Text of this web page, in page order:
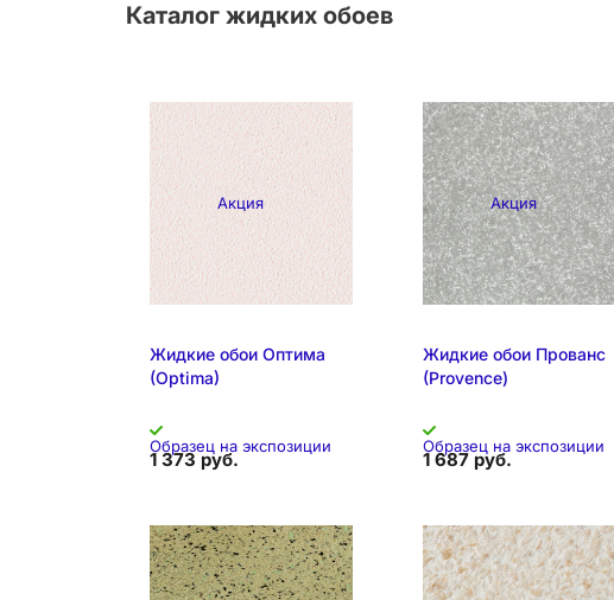
Каталог жидких обоев
Акция
Образец на экспозиции
Жидкие обои Оптима
(Optima)
1 373 руб.
Акция
Образец на экспозиции
Жидкие обои Прованс
(Provence)
1 687 руб.